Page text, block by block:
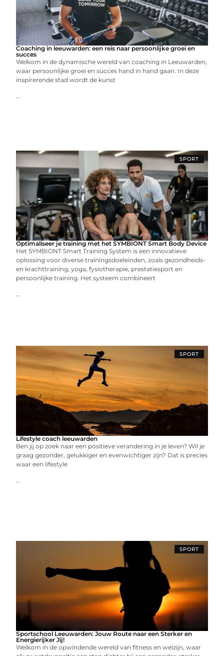
Coaching in leeuwarden: een reis naar persoonlijke groei en
succes
Welkom in de dynamische wereld van coaching in Leeuwarden,
waar persoonlijke groei en succes hand in hand gaan. In deze
inspirerende stad wordt de kunst
...
SPORT
Optimaliseer je training met het SYMBIONT Smart Body Device
Het SYMBIONT Smart Training System is een innovatieve
oplossing voor diverse trainingsdoeleinden, zoals gezondheids-
en krachttraining, yoga, fysiotherapie, prestatiesport en
persoonlijke training. Het systeem combineert
...
SPORT
Lifestyle coach leeuwarden
Ben jij op zoek naar een positieve verandering in je leven? Wil je
graag gezonder, gelukkiger en evenwichtiger zijn? Dat is precies
waar een lifestyle
...
SPORT
Sportschool Leeuwarden: Jouw Route naar een Sterker en
Energierijker Jij!
Welkom in de opwindende wereld van fitness en welzijn, waar